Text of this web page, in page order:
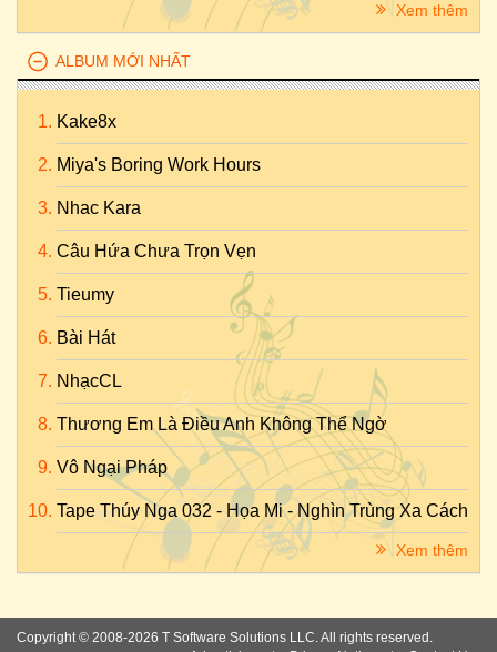
Xem thêm
ALBUM MỚI NHẤT
Kake8x
Miya's Boring Work Hours
Nhac Kara
Câu Hứa Chưa Trọn Vẹn
Tieumy
Bài Hát
NhạcCL
Thương Em Là Điều Anh Không Thể Ngờ
Vô Ngại Pháp
Tape Thúy Nga 032 - Họa Mi - Nghìn Trùng Xa Cách
Xem thêm
Copyright © 2008-2026 T Software Solutions LLC. All rights reserved.